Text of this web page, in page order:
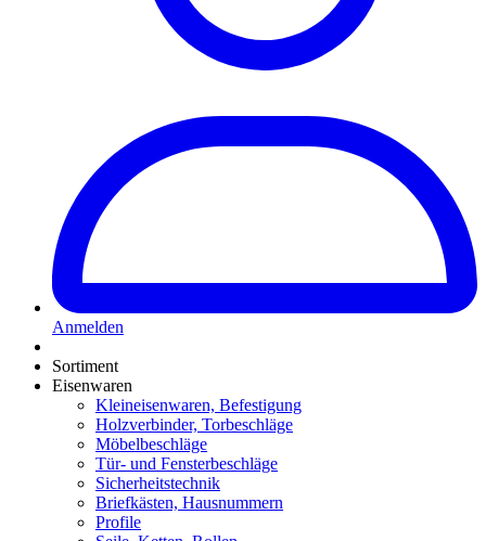
Anmelden
Sortiment
Eisenwaren
Kleineisenwaren, Befestigung
Holzverbinder, Torbeschläge
Möbelbeschläge
Tür- und Fensterbeschläge
Sicherheitstechnik
Briefkästen, Hausnummern
Profile